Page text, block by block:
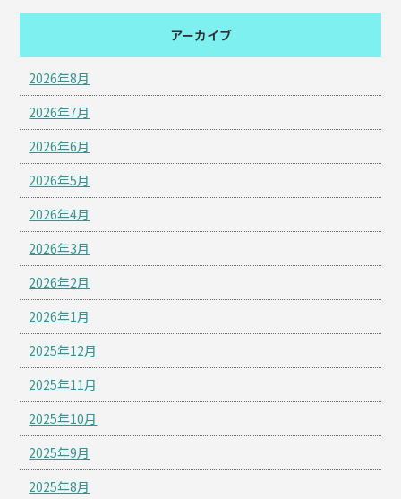
アーカイブ
2026年8月
2026年7月
2026年6月
2026年5月
2026年4月
2026年3月
2026年2月
2026年1月
2025年12月
2025年11月
2025年10月
2025年9月
2025年8月